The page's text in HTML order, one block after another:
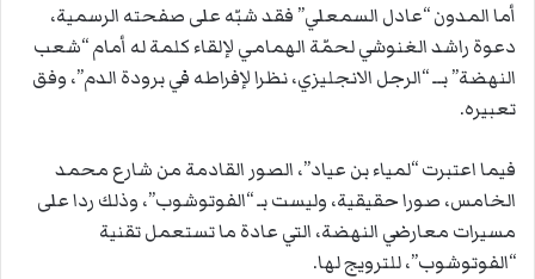
أما المدون “عادل السمعلي” فقد شبّه على صفحته الرسمية،
دعوة راشد الغنوشي لحمّة الهمامي لإلقاء كلمة له أمام “شعب
النهضة” بــ “الرجل الانجليزي، نظرا لإفراطه في برودة الدم”، وفق
تعبيره.
فيما اعتبرت “لمياء بن عياد”، الصور القادمة من شارع محمد
الخامس، صورا حقيقية، وليست بـ “الفوتوشوب”، وذلك ردا على
مسيرات معارضي النهضة، التي عادة ما تستعمل تقنية
“الفوتوشوب”، للترويج لها.